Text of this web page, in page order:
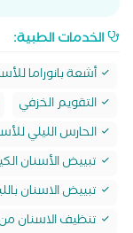
الخدمات الطبية:
أشعة بانوراما
التقويم الخزفي
الحارس الليلي
تبييض الأسنان
تبييض الاسنان
تنظيف الاسنان من